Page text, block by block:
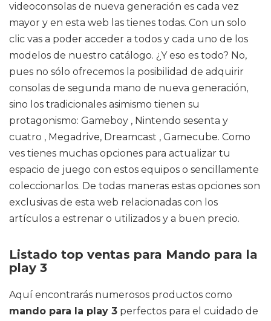
videoconsolas de nueva generación es cada vez
mayor y en esta web las tienes todas. Con un solo
clic vas a poder acceder a todos y cada uno de los
modelos de nuestro catálogo. ¿Y eso es todo? No,
pues no sólo ofrecemos la posibilidad de adquirir
consolas de segunda mano de nueva generación,
sino los tradicionales asimismo tienen su
protagonismo: Gameboy , Nintendo sesenta y
cuatro , Megadrive, Dreamcast , Gamecube. Como
ves tienes muchas opciones para actualizar tu
espacio de juego con estos equipos o sencillamente
coleccionarlos. De todas maneras estas opciones son
exclusivas de esta web relacionadas con los
artículos a estrenar o utilizados y a buen precio.
Listado top ventas para Mando para la
play 3
Aquí encontrarás numerosos productos como
mando para la play 3 perfectos para el cuidado de